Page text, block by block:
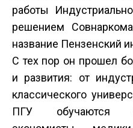
работы
решением
название Пензенский
С тех пор он прошел
и развития: от
классического
ПГУ обучаются